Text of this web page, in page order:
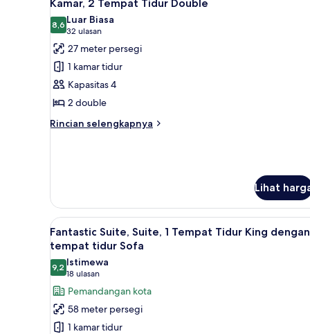
Tidur
King
semua
foto
untuk
Kamar,
2
Tempat
Tidur
Double
Kamar, 2 Tempat Tidur Double
8,68,6 dari 10
Luar Biasa
32 ulasan
(32
ulasan)
27 meter persegi
1 kamar tidur
Kapasitas 4
2 double
Rincian selengkapnya
Rincian
Tempat
Tidur
Double
Lihat
Lihat
semua
foto
untuk
Fantastic
Suite,
Suite,
Seprai antialergi, selimut
10
Fantastic Suite, Suite, 1 Tempat Tidur King dengan
tempat tidur Sofa
9,29,2 dari 10
Istimewa
18 ulasan
(18
ulasan)
Pemandangan kota
58 meter persegi
1 kamar tidur